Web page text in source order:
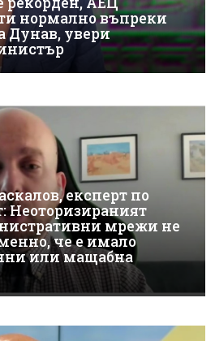
нормално въпреки
Дунав, увери
експерт по
Неоторизираният
мрежи не
че е имало
или мащабна